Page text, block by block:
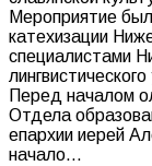
Мероприятие
катехизации
специалистами
Перед началом
Отдела
епархии иерей
начало…